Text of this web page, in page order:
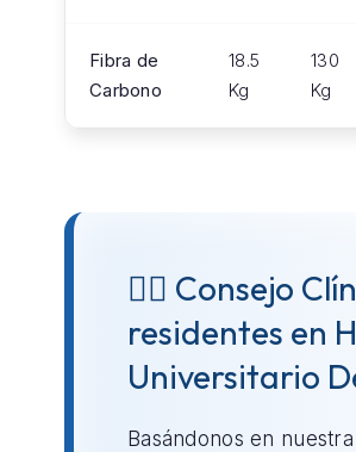
Fibra de
Carbono
18.5
Kg
130
Kg
👨‍⚕️ Consejo
residentes en
Universitario
Basándonos en